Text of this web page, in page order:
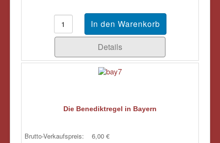
Details
Die Benediktregel in Bayern
Brutto-Verkaufspreis: 6,00 €